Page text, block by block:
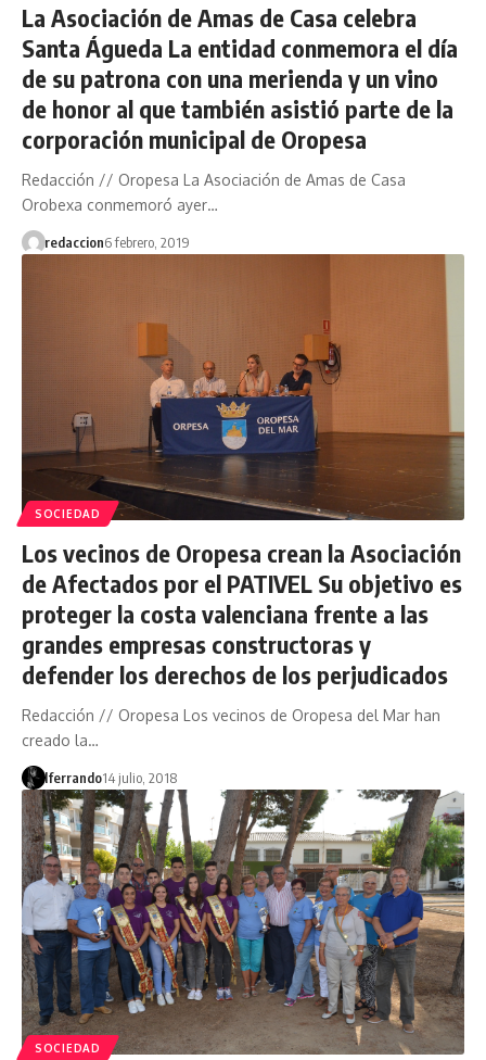
La Asociación de Amas de Casa celebra
Santa Águeda La entidad conmemora el día
de su patrona con una merienda y un vino
de honor al que también asistió parte de la
corporación municipal de Oropesa
Redacción // Oropesa La Asociación de Amas de Casa
Orobexa conmemoró ayer…
redaccion6 febrero, 2019
SOCIEDAD
Los vecinos de Oropesa crean la Asociación
de Afectados por el PATIVEL Su objetivo es
proteger la costa valenciana frente a las
grandes empresas constructoras y
defender los derechos de los perjudicados
Redacción // Oropesa Los vecinos de Oropesa del Mar han
creado la…
lferrando14 julio, 2018
SOCIEDAD